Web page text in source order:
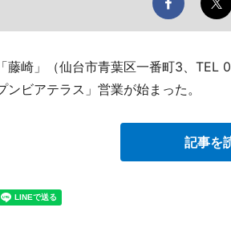
藤崎」（仙台市青葉区一番町3、TEL
ンビアテラス」営業が始まった。
記事を